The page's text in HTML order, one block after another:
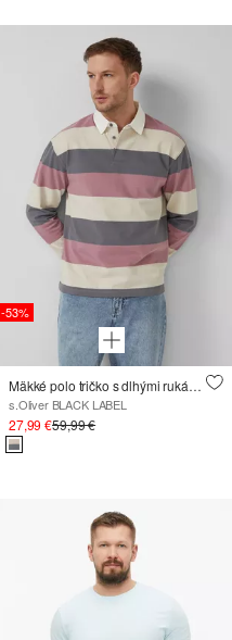
-53%
Mäkké polo tričko s dlhými rukávmi v uvoľnenom strihu
s.Oliver BLACK LABEL
27,99 €59,99 €